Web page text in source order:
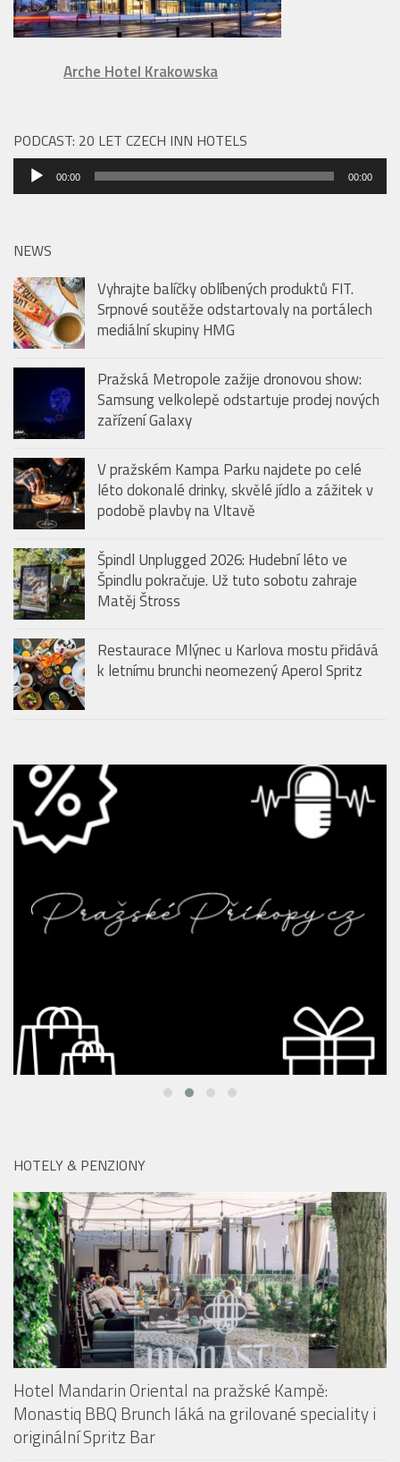
Arche Hotel Krakowska
PODCAST: 20 LET CZECH INN HOTELS
Audio
přehrávač
00:00 00:00
NEWS
Vyhrajte balíčky oblíbených produktů FIT.
Srpnové soutěže odstartovaly na portálech
mediální skupiny HMG
Pražská Metropole zažije dronovou show:
Samsung velkolepě odstartuje prodej nových
zařízení Galaxy
V pražském Kampa Parku najdete po celé
léto dokonalé drinky, skvělé jídlo a zážitek v
podobě plavby na Vltavě
Špindl Unplugged 2026: Hudební léto ve
Špindlu pokračuje. Už tuto sobotu zahraje
Matěj Štross
Restaurace Mlýnec u Karlova mostu přidává
k letnímu brunchi neomezený Aperol Spritz
HOTELY & PENZIONY
Hotel Mandarin Oriental na pražské Kampě: